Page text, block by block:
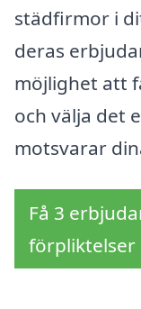
städfirmor i
deras
möjlighet att
och välja det
motsvarar
Få 3
förpliktelser